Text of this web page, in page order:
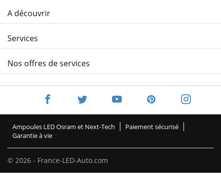
A découvrir
Services
Nos offres de services
© 2026 - France-LED-Auto.com
Ampoules LED Osram et Next-Tech
Paiement sécurisé
Garantie à vie